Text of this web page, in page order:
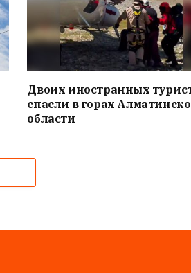
Двоих иностранных
спасли в горах
области